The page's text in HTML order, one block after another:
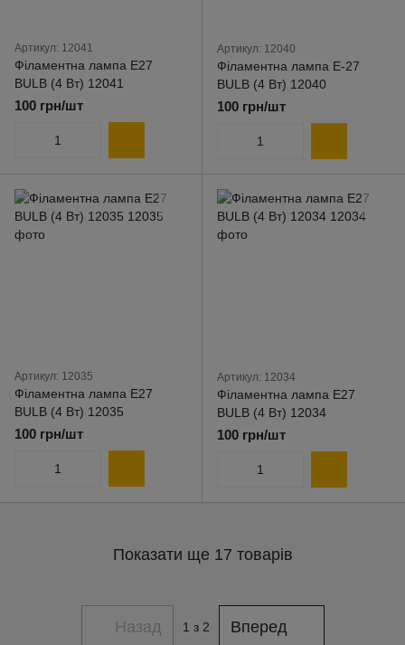
Артикул: 12041
Філаментна лампа E27
BULB (4 Вт) 12041
100 грн/шт
Артикул: 12040
Філаментна лампа E-27
BULB (4 Вт) 12040
100 грн/шт
Артикул: 12035
Філаментна лампа E27
BULB (4 Вт) 12035
100 грн/шт
Артикул: 12034
Філаментна лампа E27
BULB (4 Вт) 12034
100 грн/шт
Показати ще 17 товарів
Назад 1 з 2 Вперед